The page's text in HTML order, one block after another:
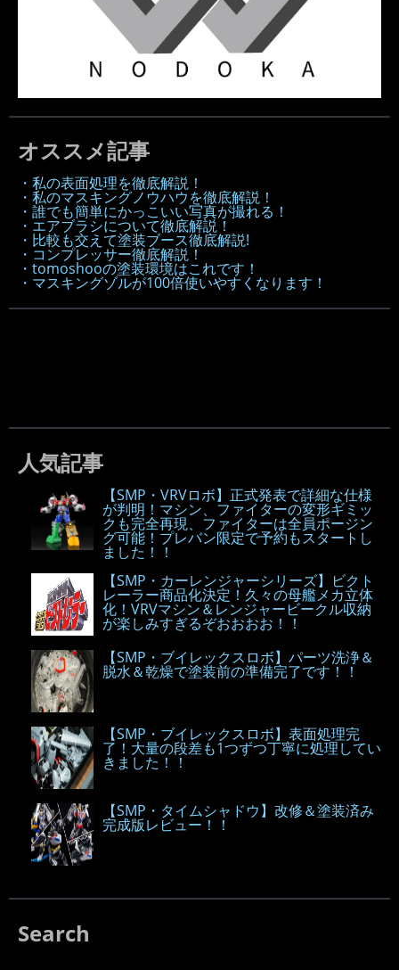
オススメ記事
・私の表面処理を徹底解説！
・私のマスキングノウハウを徹底解説！
・誰でも簡単にかっこいい写真が撮れる！
・エアブラシについて徹底解説！
・比較も交えて塗装ブース徹底解説!
・コンプレッサー徹底解説！
・tomoshooの塗装環境はこれです！
・マスキングゾルが100倍使いやすくなります！
人気記事
【SMP・VRVロボ】正式発表で詳細な仕様
が判明！マシン、ファイターの変形ギミッ
クも完全再現、ファイターは全員ポージン
グ可能！プレバン限定で予約もスタートし
ました！！
【SMP・カーレンジャーシリーズ】ビクト
レーラー商品化決定！久々の母艦メカ立体
化！VRVマシン＆レンジャービークル収納
が楽しみすぎるぞおおおお！！
【SMP・ブイレックスロボ】パーツ洗浄＆
脱水＆乾燥で塗装前の準備完了です！！
【SMP・ブイレックスロボ】表面処理完
了！大量の段差も1つずつ丁寧に処理してい
きました！！
【SMP・タイムシャドウ】改修＆塗装済み
完成版レビュー！！
Search